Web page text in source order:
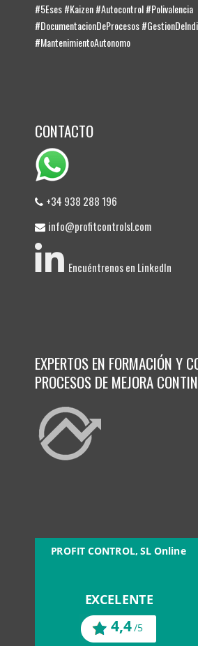
#5Eses #Kaizen #Autocontrol #Polivalencia
#DocumentacionDeProcesos
#MantenimientoAutonomo
CONTACTO
+34 938 288 196
info@profitcontrolsl.com
Encuéntrenos en LinkedIn
EXPERTOS EN FORMACIÓN Y
PROCESOS DE MEJORA